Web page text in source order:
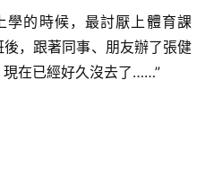
學的時候，最討厭上體育課
，跟著同事、朋友辦了張健
在已經好久沒去了……”